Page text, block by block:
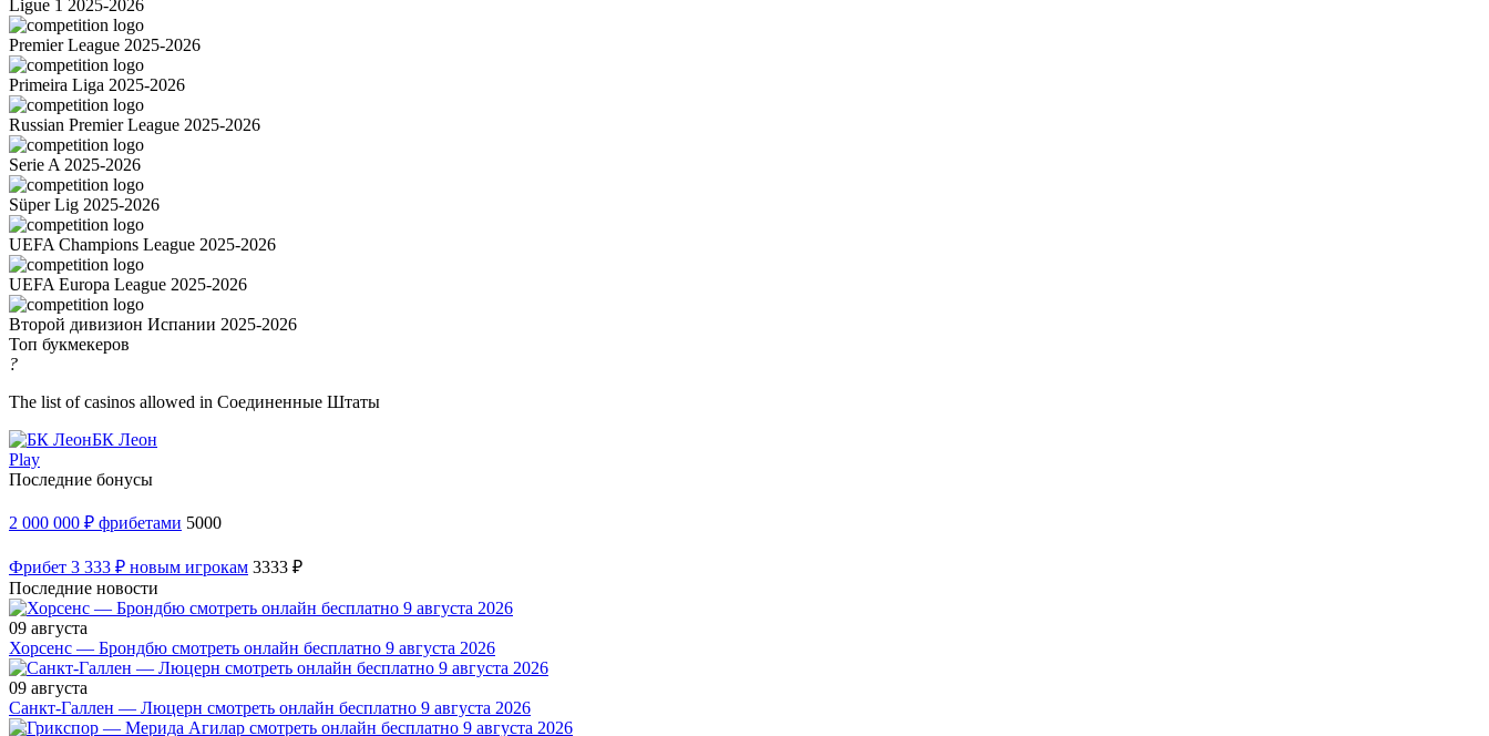
Ligue 1 2025-2026
Premier League 2025-2026
Primeira Liga 2025-2026
Russian Premier League 2025-2026
Serie A 2025-2026
Süper Lig 2025-2026
UEFA Champions League 2025-2026
UEFA Europa League 2025-2026
Второй дивизион Испании 2025-2026
Топ букмекеров
?
The list of casinos allowed in Соединенные Штаты
БК Леон
Play
Последние бонусы
2 000 000 ₽ фрибетами 5000
Фрибет 3 333 ₽ новым игрокам 3333 ₽
Последние новости
09 августа
Хорсенс — Брондбю смотреть онлайн бесплатно 9 августа 2026
09 августа
Санкт-Галлен — Люцерн смотреть онлайн бесплатно 9 августа 2026